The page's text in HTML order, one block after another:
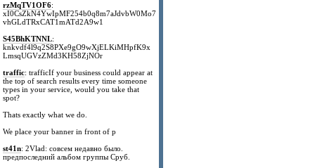
rzMqTV1OF6:
xI0CsZkN4YwIpMF254b0q8m7aJdvbW0Mo7
vhGLdTRxCAT1mATd2A9w1
S45BhKTNNL:
knkvdf4l9q2S8PXe9gO9wXjELKiMHpfK9x
LmsqUGVzZMd3KH58ZjNOr
traffic: trafficIf your business could appear at
the top of search results every time someone
types in your service, would you take that
spot?
Thats exactly what we do.
We place your banner in front of p
st41n: 2Vlad: совсем недавно было.
предпоследний альбом группы Сруб.